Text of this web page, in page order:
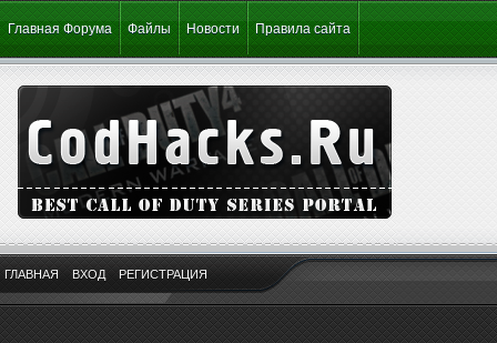
Главная Форума Файлы Новости Правила сайта
ГЛАВНАЯ ВХОД РЕГИСТРАЦИЯ